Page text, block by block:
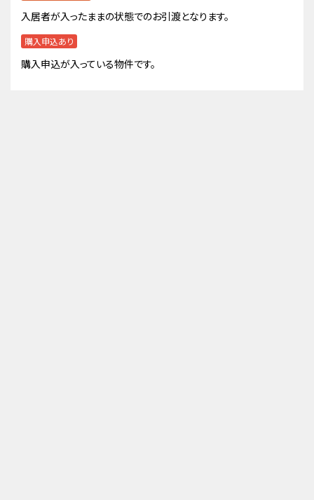
入居者が入ったままの状態でのお引渡となります。
購入申込あり
購入申込が入っている物件です。